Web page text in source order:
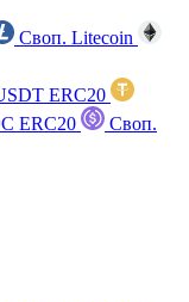
Своп. Litecoin
ERC20
ERC20
Своп.